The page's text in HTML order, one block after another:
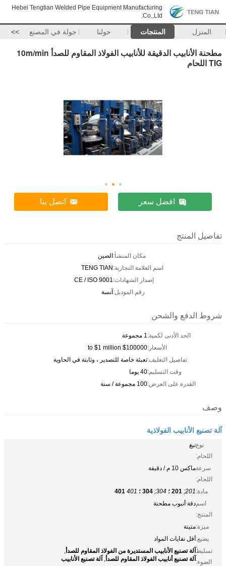
Hebei Tengtian Welded Pipe Equipment Manufacturing
Co.,Ltd.
المنزل المنتجات حولنا جولة في المصنع >>
مطحنة الأنابيب الدقيقة للأنابيب الفولاذ المقاوم للصدأ 10m/min
TIG اللحام
افضل سعر اتصل بنا
تفاصيل المنتج
مكان المنشأ:الصين
اسم العلامة التجارية:TENG TIAN
إصدار الشهادات:CE / ISO 9001
رقم الموديل:آنسة
شروط الدفع والشحن
الحد الأدنى لكمية:1 مجموعة
الأسعار:$100000 to $1 million
تفاصيل التغليف:تعبئة خاصة للتصدير ، وثابتة في الحاوية
وقت التسليم:40 يوما
القدرة على العرض:100 مجموعة / سنة
وصف
آلة تصنيع الأنابيب الفولاذية
نوع
اللحام:
تيغ
سرعة
اللحام:
ماكس 10 م / دقيقة
مادة:201; 201 ؛ 304; 304 ؛ 401
401
اسم
المنتج:
دقة أنبوب مطحنة
ميزة:متينة
يضيع:أقل نفايات المواد
تسليط
الضوء:
آلة تصنيع الأنابيب المستديرة من الفولاذ المقاوم للصدأ,
آلة تصنيع أنابيب الفولاذ المقاوم للصدأ, آلة تصنيع الأنابيب